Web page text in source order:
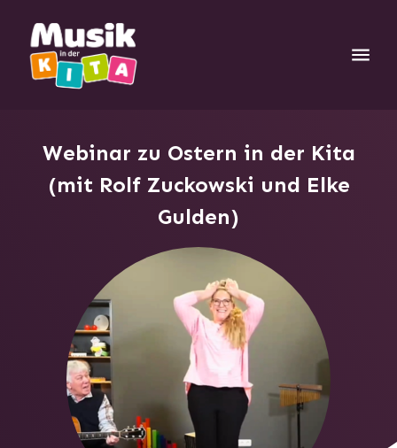
Webinar zu Ostern in der Kita
(mit Rolf Zuckowski und Elke
Gulden)